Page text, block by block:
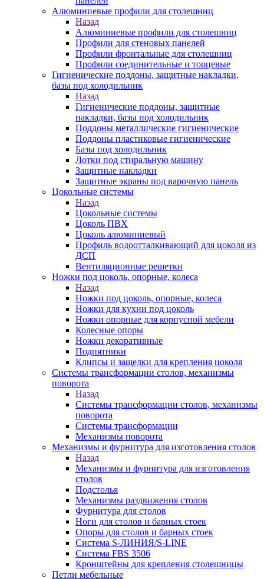
Алюминиевые профили для столешниц
Назад
Алюминиевые профили для столешниц
Профили для стеновых панелей
Профили фронтальные для столешниц
Профили соединительные и торцевые
Гигиенические поддоны, защитные накладки,
базы под холодильник
Назад
Гигиенические поддоны, защитные
накладки, базы под холодильник
Поддоны металлические гигиенические
Поддоны пластиковые гигиенические
Базы под холодильник
Лотки под стиральную машину
Защитные накладки
Защитные экраны под варочную панель
Цокольные системы
Назад
Цокольные системы
Цоколь ПВХ
Цоколь алюминиевый
Профиль водоотталкивающий для цоколя из
ДСП
Вентиляционные решетки
Ножки под цоколь, опорные, колеса
Назад
Ножки под цоколь, опорные, колеса
Ножки для кухни под цоколь
Ножки опорные для корпусной мебели
Колесные опоры
Ножки декоративные
Подпятники
Клипсы и защелки для крепления цоколя
Системы трансформации столов, механизмы
поворота
Назад
Системы трансформации столов, механизмы
поворота
Системы трансформации
Механизмы поворота
Механизмы и фурнитура для изготовления столов
Назад
Механизмы и фурнитура для изготовления
столов
Подстолья
Механизмы раздвижения столов
Фурнитура для столов
Ноги для столов и барных стоек
Опоры для столов и барных стоек
Система S-ЛИНИЯ/S-LINE
Система FBS 3506
Кронштейны для крепления столешницы
Петли мебельные